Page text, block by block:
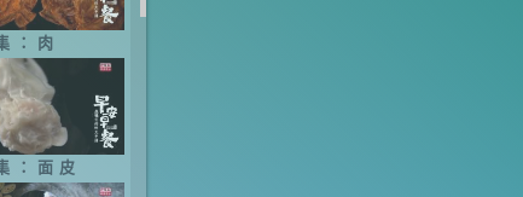
：肉
：面皮